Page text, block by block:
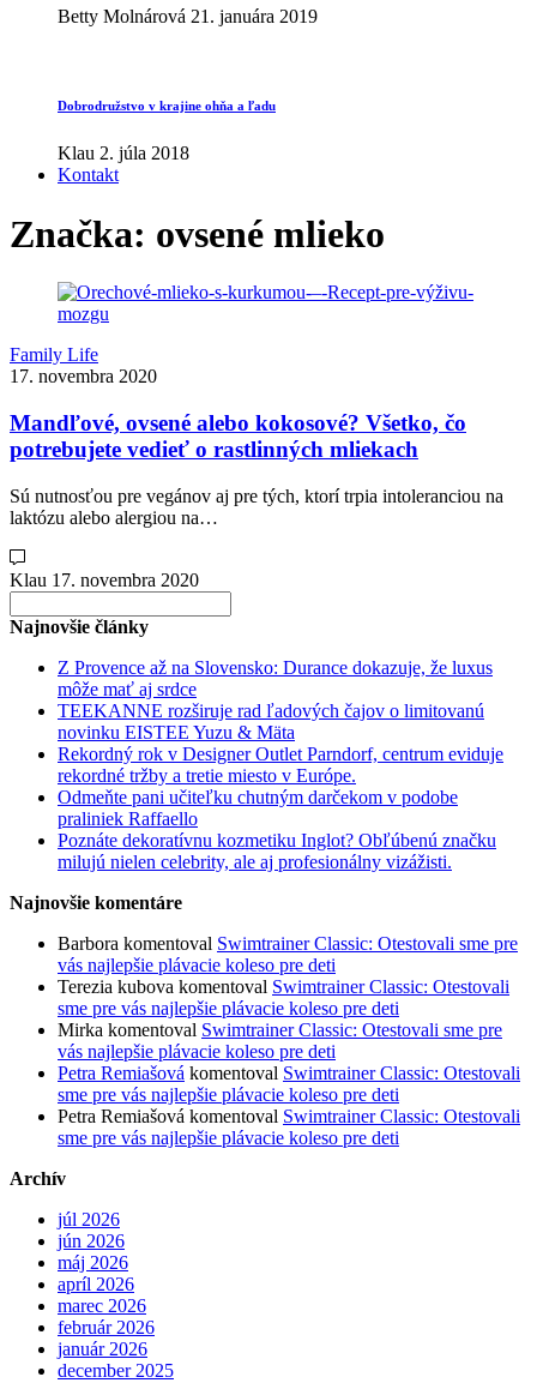
Betty Molnárová 21. januára 2019
Dobrodružstvo v krajine ohňa a ľadu
Klau 2. júla 2018
Kontakt
Značka: ovsené mlieko
Family Life
17. novembra 2020
Mandľové, ovsené alebo kokosové? Všetko, čo
potrebujete vedieť o rastlinných mliekach
Sú nutnosťou pre vegánov aj pre tých, ktorí trpia intoleranciou na
laktózu alebo alergiou na…
Klau 17. novembra 2020
for:
Najnovšie články
Z Provence až na Slovensko: Durance dokazuje, že luxus
môže mať aj srdce
TEEKANNE rozširuje rad ľadových čajov o limitovanú
novinku EISTEE Yuzu & Mäta
Rekordný rok v Designer Outlet Parndorf, centrum eviduje
rekordné tržby a tretie miesto v Európe.
Odmeňte pani učiteľku chutným darčekom v podobe
praliniek Raffaello
Poznáte dekoratívnu kozmetiku Inglot? Obľúbenú značku
milujú nielen celebrity, ale aj profesionálny vizážisti.
Najnovšie komentáre
Barbora komentoval Swimtrainer Classic: Otestovali sme pre
vás najlepšie plávacie koleso pre deti
Terezia kubova komentoval Swimtrainer Classic: Otestovali
sme pre vás najlepšie plávacie koleso pre deti
Mirka komentoval Swimtrainer Classic: Otestovali sme pre
vás najlepšie plávacie koleso pre deti
Petra Remiašová komentoval Swimtrainer Classic: Otestovali
sme pre vás najlepšie plávacie koleso pre deti
Petra Remiašová komentoval Swimtrainer Classic: Otestovali
sme pre vás najlepšie plávacie koleso pre deti
Archív
júl 2026
jún 2026
máj 2026
apríl 2026
marec 2026
február 2026
január 2026
december 2025